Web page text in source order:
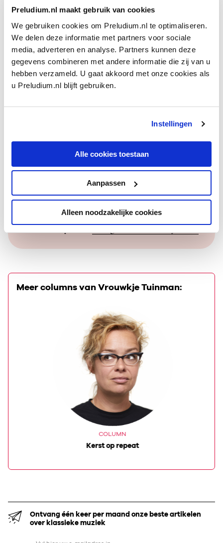
Preludium.nl maakt gebruik van cookies
We gebruiken cookies om Preludium.nl te optimaliseren.
We delen deze informatie met partners voor sociale
media, adverteren en analyse. Partners kunnen deze
gegevens combineren met andere informatie die zij van u
hebben verzameld. U gaat akkoord met onze cookies als
u Preludium.nl blijft gebruiken.
Instellingen
Alle cookies toestaan
Aanpassen
Alleen noodzakelijke cookies
Wanneer is een stem mooi, en wanneer is die perfect?
Op het laatste vlak doet Maria een interessant experiment. De
film is een soort
Alle Dertien Goed
van Callas’ beroemdste
’s. Vaak gezongen door haarzelf, soms door
hoofdrolspeelster Angelina Jolie en soms in een AI-
mengvorm van die twee. Het doet je bevragen waar de
– in de praktijk dus dat van Jolie, die zich nergens voor hoeft
En of je, mocht je ooit mogen kiezen, zou gaan voor het
podium of het echte leven.
Vrouwkje Tuinman publiceert dichtbundels en romans,
en schrijft geregeld voor onder meerTrouwen voor
ontving ze De Grote ­Poëzieprijs 2020. Ze maakte voor
Meer columns van Vrouwkje Tuinman:
COLUMN
Kerst op repeat
Ontvang één keer per maand onze beste artikelen
over klassieke muziek